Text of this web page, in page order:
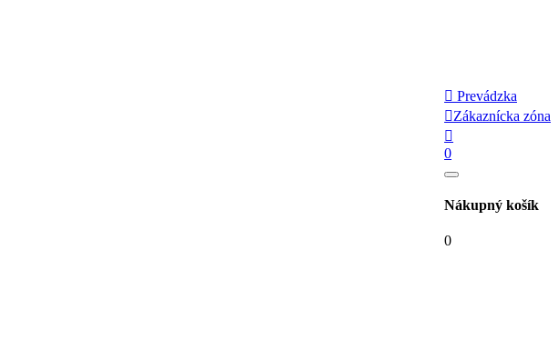
 Prevádzka
Zákaznícka zóna

0
Nákupný košík
0